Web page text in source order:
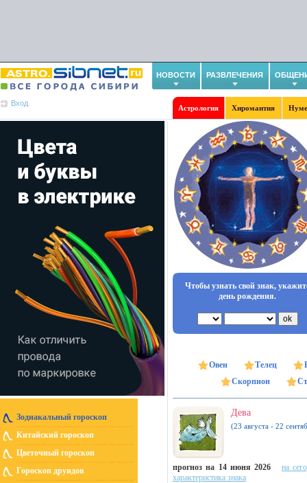
НОВОСТИ РАЗВЛЕЧЕНИЯ
Вход
Астрология Хиромантия
Зодиакальный гороскоп
Китайский гороскоп
Цветочный гороскоп
Гороскоп друидов
Чтобы узнать свой знак,
день рождения.
Овен Телец
Скорпион
Дева
(23 августа - 22
прогноз на 14 июня 2026
на
характеристика знака